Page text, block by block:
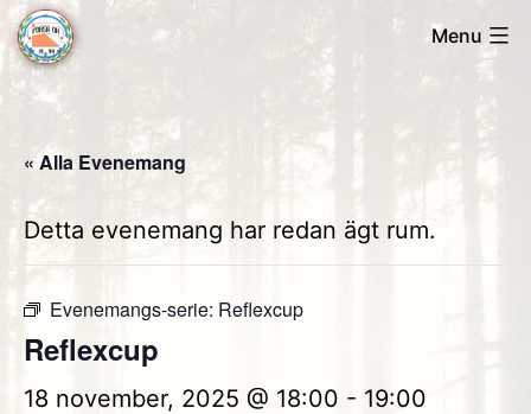
Skip
to
content
Forsa
Menu
« Alla Evenemang
Detta evenemang har redan ägt rum.
Evenemangs-serie: Reflexcup
Reflexcup
18 november, 2025 @ 18:00 - 19:00